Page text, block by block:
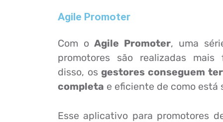
Agile Promoter
Com oAgile Promoter, uma
promotores são realizadas mais
disso, osgestores conseguem
completa e eficiente de como está
Esse aplicativo para promotores